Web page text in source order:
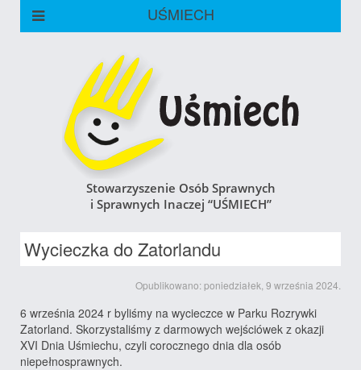
UŚMIECH
Stowarzyszenie Osób Sprawnych
i Sprawnych Inaczej “UŚMIECH”
Wycieczka do Zatorlandu
Opublikowano: poniedziałek, 9 września 2024.
6 września 2024 r byliśmy na wycieczce w Parku Rozrywki
Zatorland. Skorzystaliśmy z darmowych wejściówek z okazji
XVI Dnia Uśmiechu, czyli corocznego dnia dla osób
niepełnosprawnych.